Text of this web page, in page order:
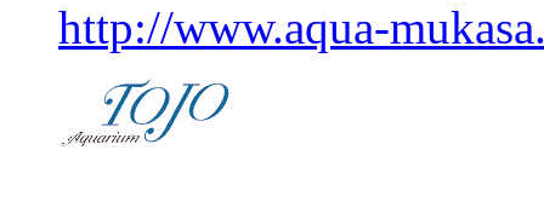
http://www.aqua-